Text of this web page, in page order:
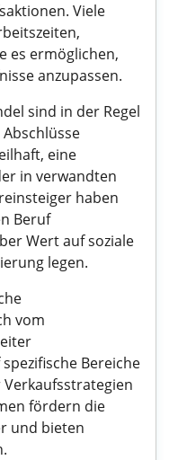
Viele
es ermöglichen,
anzupassen.
sind in der Regel
eine
in verwandten
haben
Beruf
Wert auf soziale
legen.
vom
Bereiche
fördern die
und bieten